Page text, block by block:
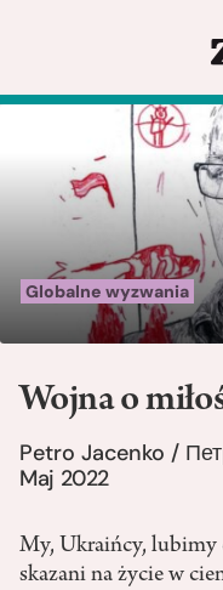
Globalne wyzwania
Wojna o
Petro Jacenko /
Maj 2022
My, Ukraińcy, lubimy
skazani na życie w